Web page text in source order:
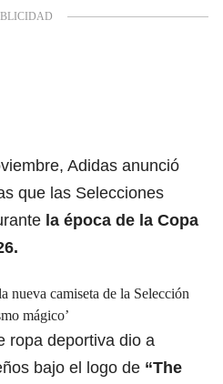
Adidas anunció
que las Selecciones
la época de la Copa
nueva camiseta de la Selección
mágico’
ropa deportiva dio a
bajo el logo de “The